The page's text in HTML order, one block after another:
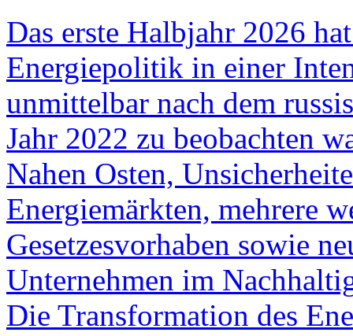
Das erste Halbjahr 2026
Energiepolitik in einer
unmittelbar nach dem
Jahr 2022 zu beobachten
Nahen Osten,
Energiemärkten, mehrere
Gesetzesvorhaben sowie
Unternehmen im
Die Transformation des